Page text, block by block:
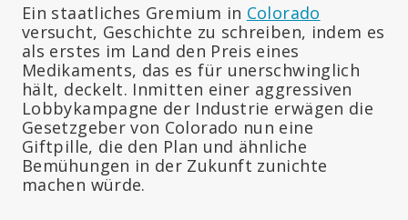
Ein staatliches Gremium in Colorado
versucht, Geschichte zu schreiben, indem es
als erstes im Land den Preis eines
Medikaments, das es für unerschwinglich
hält, deckelt. Inmitten einer aggressiven
Lobbykampagne der Industrie erwägen die
Gesetzgeber von Colorado nun eine
Giftpille, die den Plan und ähnliche
Bemühungen in der Zukunft zunichte
machen würde.